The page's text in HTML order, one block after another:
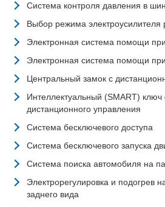
Система контроля давления в
Выбор режима электроусилителя
Электронная система помощи
Электронная система помощи
Центральный замок с
Интеллектуальный (SMART)
дистанционного управления
Система бесключевого доступа
Система бесключевого запуска
Система поиска автомобиля на
Электрорегулировка и подогрев
заднего вида